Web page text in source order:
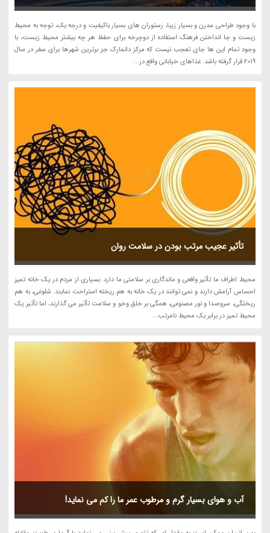
با وجود طراحی مدرن و بسیار زیبا، رستوران های بسیار باکیفیت و درجه یک، توجه به محیط
زیست و جا انداختن فرهنگ استفاده از دوچرخه برای حفظ هر چه بیشتر محیط زیست، با
وجود تمام این ها جای تعجب نیست که مرکز دانمارک جز برترین شهرها برای سفر در سال
2019 قرار گرفته باشد. غذاهای خیابانی واقع در...
تأثیر عجیب مرتب بودن در سلامت روان
محیط اطراف ما تأثیر واقعی و ماندگاری بر سلامتی ما دارد. بسیاری از مردم در یک خانه تمیز
احساس آرامش دارند و نمی توانند در یک خانه به هم ریخته استراحت نمایند. شلوغی، به هم
ریختگی، سروصدا و نور مصنوعی، همگی بر خلق وخو و سلامت تأثیر می گذارند، اما تأثیر یک
محیط تمیز در برابر یک محیط نامرتب...
آب و هوای بسیار گرم و مرطوب عمر ما را کم می نماید!